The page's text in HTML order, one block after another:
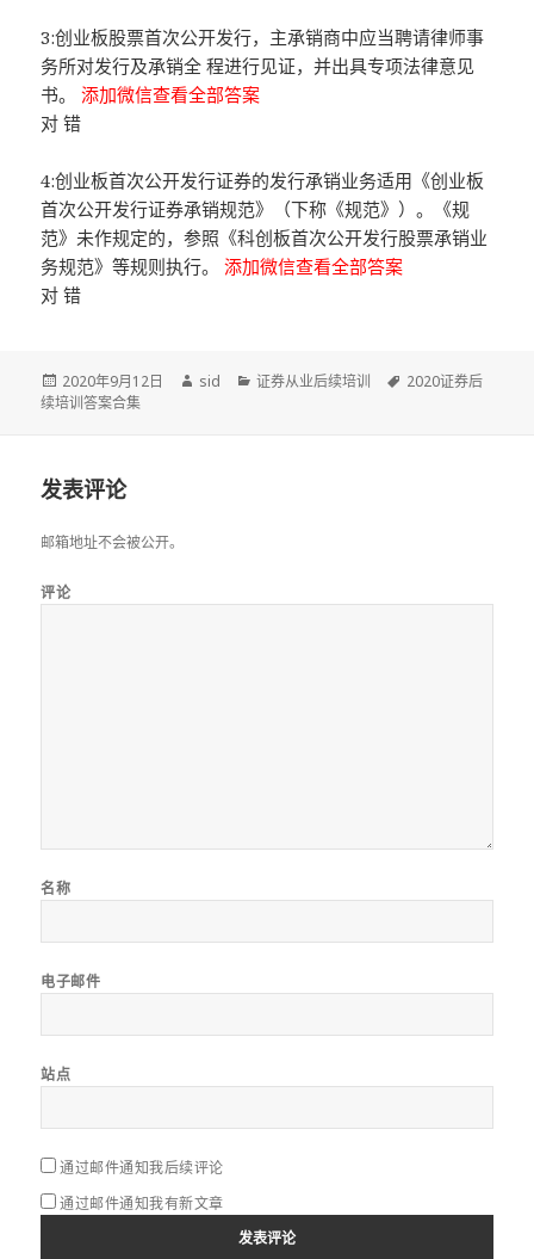
3:创业板股票首次公开发行，主承销商中应当聘请律师事
务所对发行及承销全 程进行见证，并出具专项法律意见
书。添加微信查看全部答案
对 错
4:创业板首次公开发行证券的发行承销业务适用《创业板
首次公开发行证券承销规范》（下称《规范》）。《规
范》未作规定的，参照《科创板首次公开发行股票承销业
务规范》等规则执行。添加微信查看全部答案
对 错
发
布
2020年9月12日
作
sid
分
证券从业后续培训
标
2020证券后
续培训答案合集
发表评论
邮箱地址不会被公开。
评论
名称
电子邮件
站点
通过邮件通知我后续评论
通过邮件通知我有新文章